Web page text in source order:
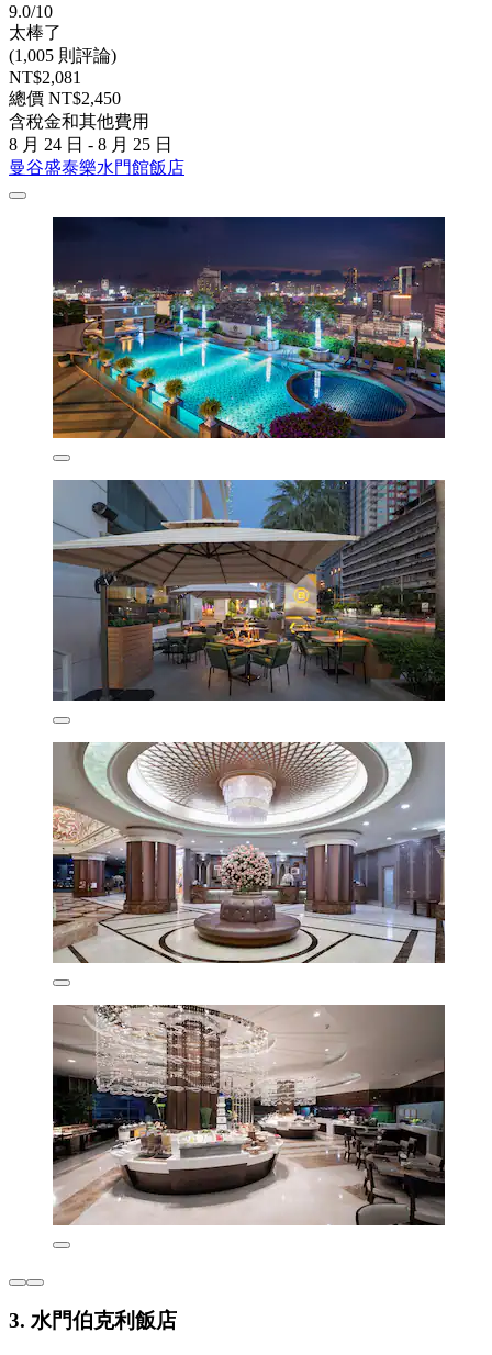
9.0/10
太棒了
(1,005 則評論)
NT$2,081
總價 NT$2,450
含稅金和其他費用
8 月 24 日 - 8 月 25 日
曼谷盛泰樂水門館飯店
3. 水門伯克利飯店